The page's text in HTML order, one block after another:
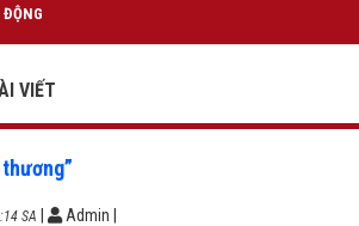
VIẾT
SA Admin